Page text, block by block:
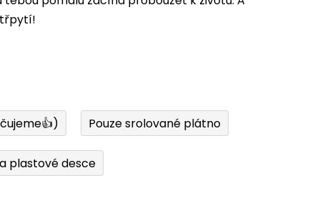
Pouze srolované plátno
plastové desce